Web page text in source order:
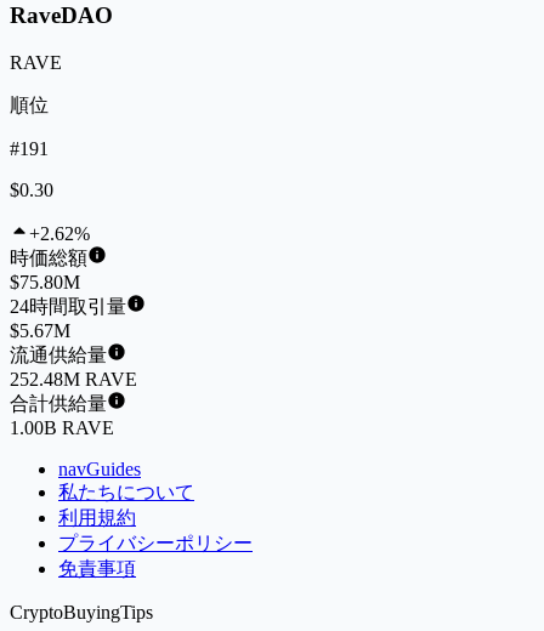
RaveDAO
RAVE
順位
#191
$0.30
+2.62%
時価総額
$75.80M
24時間取引量
$5.67M
流通供給量
252.48M RAVE
合計供給量
1.00B RAVE
navGuides
私たちについて
利用規約
プライバシーポリシー
免責事項
CryptoBuyingTips